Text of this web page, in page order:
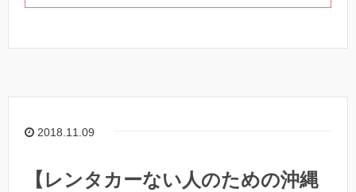
2018.11.09
【レンタカーない人のための沖縄